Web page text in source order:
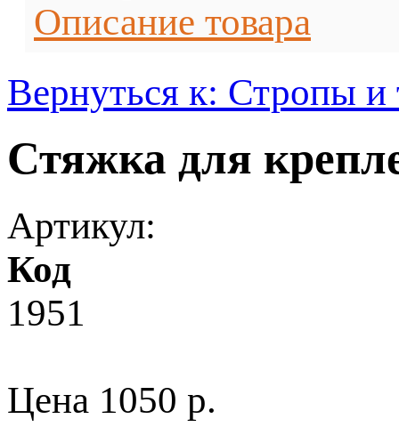
Описание товара
Вернуться к: Стропы и
Стяжка для
Артикул:
Код
1951
Цена 1050 p.